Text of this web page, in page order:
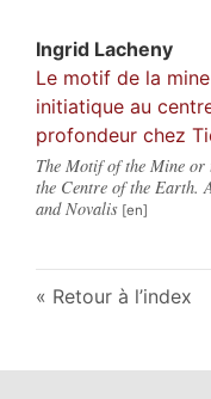
Ingrid Lacheny
Le motif de la
initiatique au
profondeur chez
The Motif of the Mine
the Centre of the Earth.
and Novalis
Retour à l’index